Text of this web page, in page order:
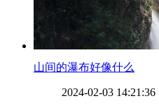
​山间的瀑布好像什么
2024-02-03 14:21:36